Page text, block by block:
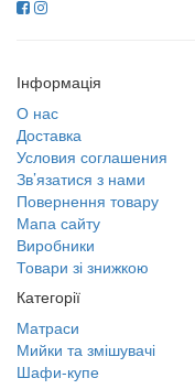
Інформація
О нас
Доставка
Условия соглашения
Зв’язатися з нами
Повернення товару
Мапа сайту
Виробники
Товари зі знижкою
Категорії
Матраси
Мийки та змішувачі
Шафи-купе